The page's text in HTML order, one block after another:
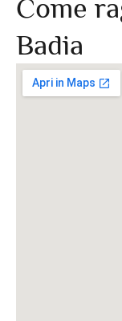
Come
Badia